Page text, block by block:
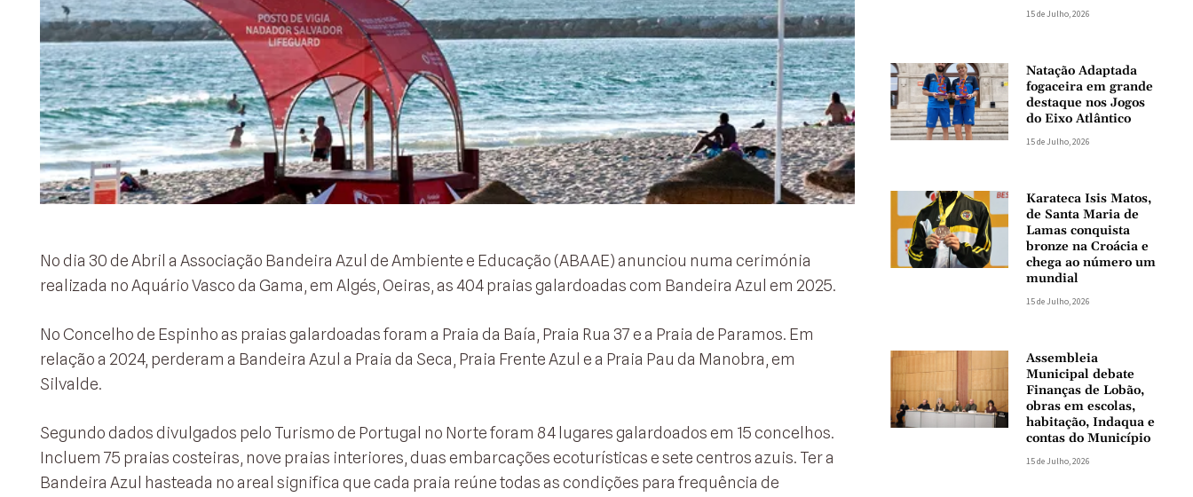
No dia 30 de Abril a Associação Bandeira Azul de Ambiente e Educação (ABAAE) anunciou numa cerimónia
realizada no Aquário Vasco da Gama, em Algés, Oeiras, as 404 praias galardoadas com Bandeira Azul em 2025.
No Concelho de Espinho as praias galardoadas foram a Praia da Baía, Praia Rua 37 e a Praia de Paramos. Em
relação a 2024, perderam a Bandeira Azul a Praia da Seca, Praia Frente Azul e a Praia Pau da Manobra, em
Silvalde.
Segundo dados divulgados pelo Turismo de Portugal no Norte foram 84 lugares galardoados em 15 concelhos.
Incluem 75 praias costeiras, nove praias interiores, duas embarcações ecoturísticas e sete centros azuis. Ter a
Bandeira Azul hasteada no areal significa que cada praia reúne todas as condições para frequência de
15 de Julho, 2026
Natação Adaptada
fogaceira em grande
destaque nos Jogos
do Eixo Atlântico
15 de Julho, 2026
Karateca Isis Matos,
de Santa Maria de
Lamas conquista
bronze na Croácia e
chega ao número um
mundial
15 de Julho, 2026
Assembleia
Municipal debate
Finanças de Lobão,
obras em escolas,
habitação, Indaqua e
contas do Município
15 de Julho, 2026